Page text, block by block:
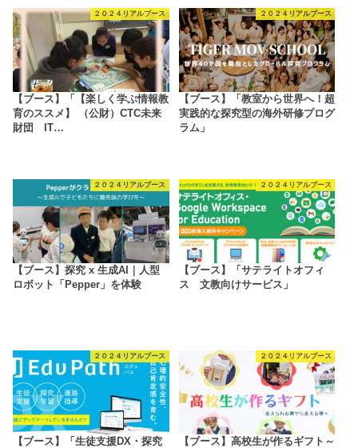
２０２４リアルブース
【ブース】「【楽しく学ぶ情報教
育のススメ】 （公財）CTC未来
財団 IT…
２０２４リアルブース
【ブース】「教室から世界へ！超
実践的な探究型の海外研修プログ
ラム」
２０２４リアルブース
【ブース】探究 x 生成AI｜人型
ロボット「Pepper」を体験
２０２４リアルブース
【ブース】「サテライトオフィ
ス 文教向けサービス」
２０２４リアルブース
【ブース】「生徒支援DX・探究
２０２４リアルブース
【ブース】高校生が作るギフト～